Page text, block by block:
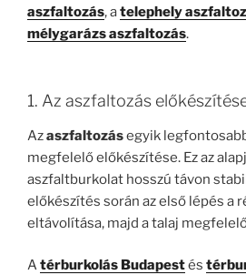
aszfaltozás, atelephely
mélygarázs aszfaltozás.
1. Az aszfaltozás
Azaszfaltozásegyik
megfelelő előkészítése. Ez az
aszfaltburkolat hosszú távon
előkészítés során az első lépés a
eltávolítása, majd a talaj
Atérburkolás Budapestés